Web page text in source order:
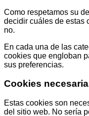
Como respetamos su
decidir cuáles de estas
no.
En cada una de las
cookies que engloban
sus preferencias.
Cookies
Estas cookies son
del sitio web. No sería